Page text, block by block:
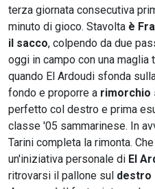
terza giornata consecutiva
minuto di gioco. Stavolta è
il sacco, colpendo da due
oggi in campo con una maglia
quando El Ardoudi sfonda
fondo e proporre a rimorchio
perfetto col destro e prima
classe '05 sammarinese. In
Tarini completa la rimonta.
un'iniziativa personale di El
ritrovarsi il pallone sul destro